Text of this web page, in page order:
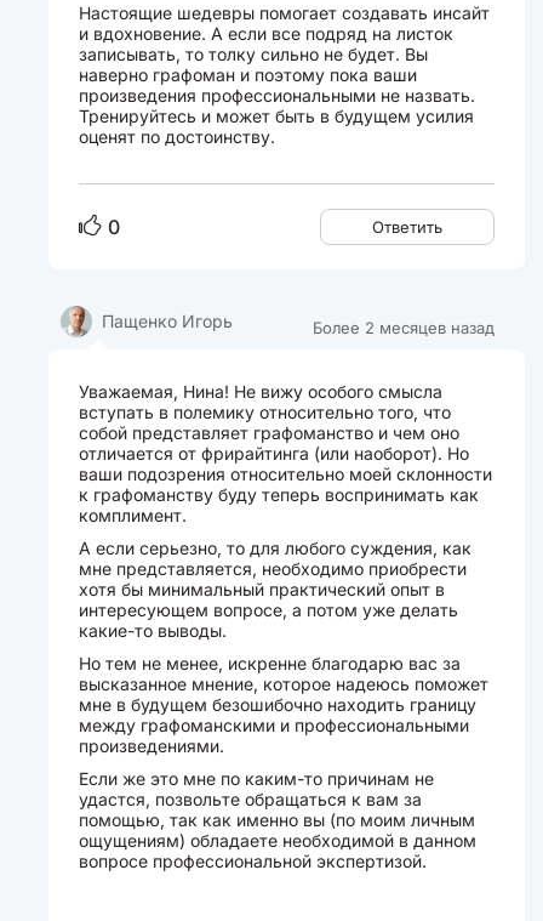
Настоящие шедевры помогает создавать инсайт
и вдохновение. А если все подряд на листок
записывать, то толку сильно не будет. Вы
наверно графоман и поэтому пока ваши
произведения профессиональными не назвать.
Тренируйтесь и может быть в будущем усилия
оценят по достоинству.
0 Ответить
Более 2 месяцев назад
Пащенко Игорь
Уважаемая, Нина! Не вижу особого смысла
вступать в полемику относительно того, что
собой представляет графоманство и чем оно
отличается от фрирайтинга (или наоборот). Но
ваши подозрения относительно моей склонности
к графоманству буду теперь воспринимать как
комплимент.
А если серьезно, то для любого суждения, как
мне представляется, необходимо приобрести
хотя бы минимальный практический опыт в
интересующем вопросе, а потом уже делать
какие-то выводы.
Но тем не менее, искренне благодарю вас за
высказанное мнение, которое надеюсь поможет
мне в будущем безошибочно находить границу
между графоманскими и профессиональными
произведениями.
Если же это мне по каким-то причинам не
удастся, позвольте обращаться к вам за
помощью, так как именно вы (по моим личным
ощущениям) обладаете необходимой в данном
вопросе профессиональной экспертизой.